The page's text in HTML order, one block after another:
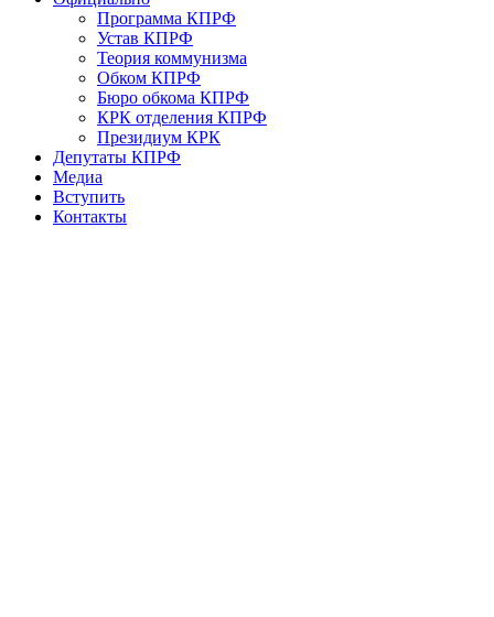
Программа КПРФ
Устав КПРФ
Теория коммунизма
Обком КПРФ
Бюро обкома КПРФ
КРК отделения КПРФ
Президиум КРК
Депутаты КПРФ
Медиа
Вступить
Контакты